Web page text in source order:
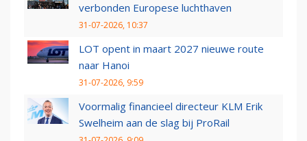
verbonden Europese luchthaven
31-07-2026, 10:37
LOT opent in maart 2027 nieuwe route
naar Hanoi
31-07-2026, 9:59
Voormalig financieel directeur KLM Erik
Swelheim aan de slag bij ProRail